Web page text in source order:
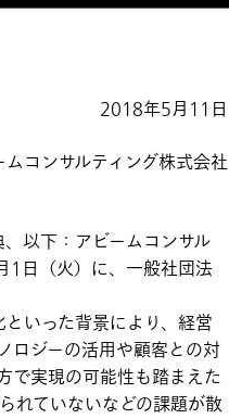
2018年5月11日
ムコンサルティング株式会社
以下：アビームコンサル
1日（火）に、一般社団法
いった背景により、経営
ロジーの活用や顧客との対
で実現の可能性も踏まえた
れていないなどの課題が散